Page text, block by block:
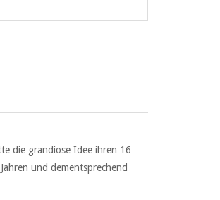
die grandiose Idee ihren 16
und dementsprechend